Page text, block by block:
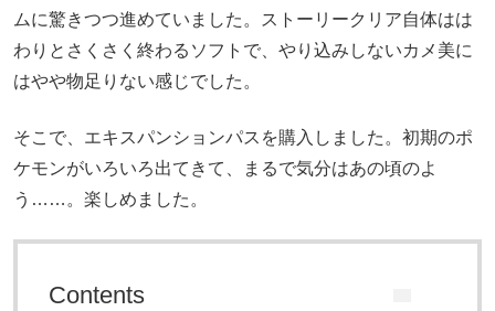
ムに驚きつつ進めていました。ストーリークリア自体はは
わりとさくさく終わるソフトで、やり込みしないカメ美に
はやや物足りない感じでした。
そこで、エキスパンションパスを購入しました。初期のポ
ケモンがいろいろ出てきて、まるで気分はあの頃のよ
う……。楽しめました。
Contents